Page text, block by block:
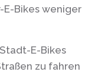
Bikes weniger
E-Bikes
zu fahren